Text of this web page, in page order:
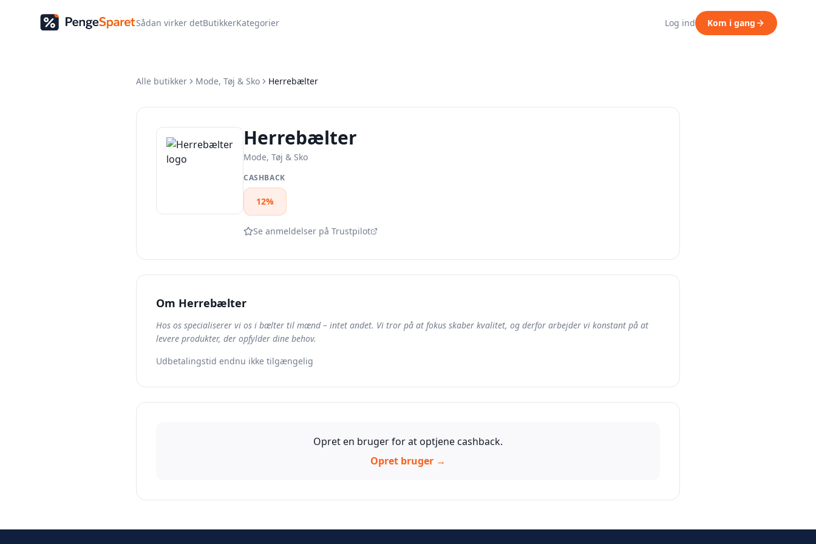
Sådan virker detButikkerKategorier Log ind Kom i gang
Alle butikker Mode, Tøj & Sko Herrebælter
Herrebælter
Mode, Tøj & Sko
CASHBACK
12%
Se anmeldelser på Trustpilot
Om Herrebælter
Hos os specialiserer vi os i bælter til mænd – intet andet. Vi tror på at fokus skaber kvalitet, og derfor arbejder vi konstant på at
levere produkter, der opfylder dine behov.
Udbetalingstid endnu ikke tilgængelig
Opret en bruger for at optjene cashback.
Opret bruger →